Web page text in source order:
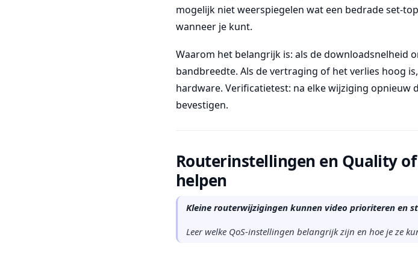
mogelijk niet weerspiegelen wat een bedrade set-
wanneer je kunt.
Waarom het belangrijk is: als de downloadsnelheid
bandbreedte. Als de vertraging of het verlies hoog
hardware. Verificatietest: na elke wijziging
bevestigen.
Routerinstellingen en Quality
helpen
Kleine routerwijzigingen kunnen video prioriteren en
Leer welke QoS-instellingen belangrijk zijn en hoe je ze